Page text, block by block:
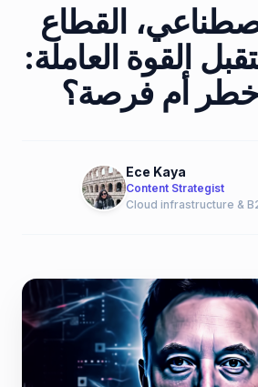
القطاع
القوة العاملة:
أم فرصة؟
Ece Kaya
Content Strategist
Cloud infrastructure &